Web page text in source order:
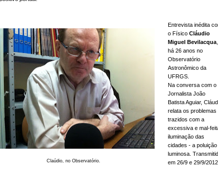
Claúdio, no Observatório.
Entrevista inédita
o Físico Cláudio
Miguel Bevilacqua,
há 26 anos no
Observatório
Astronômico da
UFRGS.
Na conversa com o
Jornalista João
Batista Aguiar,
relata os problemas
trazidos com a
excessiva e mal-
iluminação das
cidades - a poluição
luminosa.
em 26/9 e 29/9/2012.